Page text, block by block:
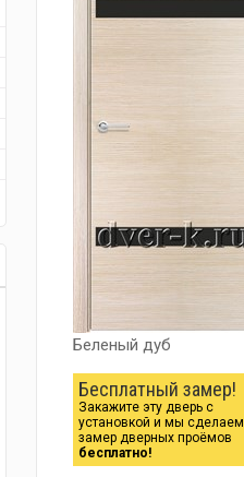
Беленый дуб
Бесплатный замер!
Закажите эту дверь с
установкой и мы сделаем
замер дверных проёмов
бесплатно!